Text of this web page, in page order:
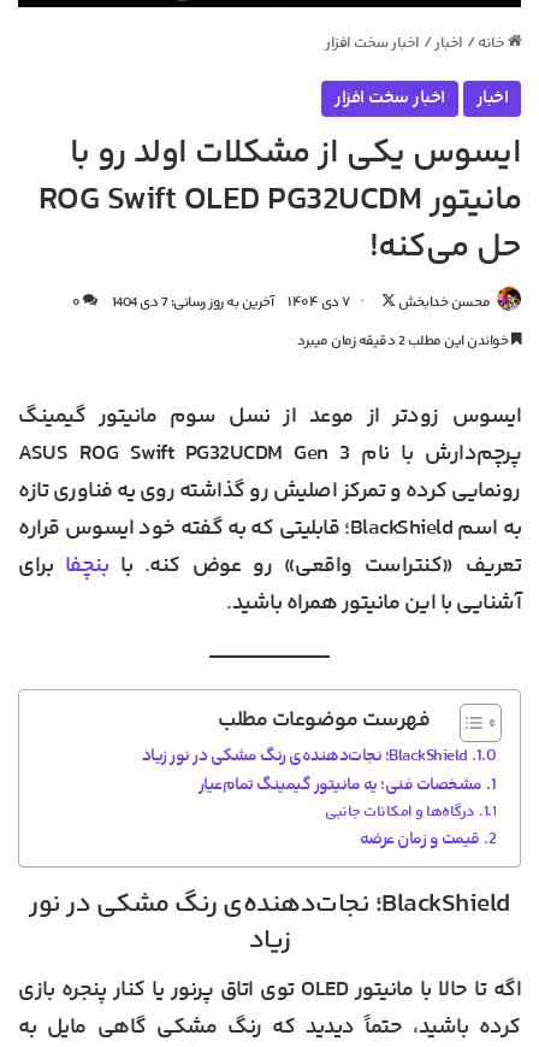
خانه / اخبار / اخبار سخت افزار
اخبار اخبار سخت افزار
ایسوس یکی از مشکلات اولد رو با
مانیتور ROG Swift OLED PG32UCDM
حل می‌کنه!
محسن خدابخش
دنبال
کردن
۷ دی ۱۴۰۴ آخرین به روز رسانی: 7 دی 1404
۰
خواندن این مطلب 2 دقیقه زمان میبرد
ایسوس زودتر از موعد از نسل سوم مانیتور گیمینگ
پرچم‌دارش با نام ASUS ROG Swift PG32UCDM Gen 3
رونمایی کرده و تمرکز اصلیش رو گذاشته روی یه فناوری تازه
به اسم BlackShield؛ قابلیتی که به گفته خود ایسوس قراره
تعریف «کنتراست واقعی» رو عوض کنه. با بنچفا برای
آشنایی با این مانیتور همراه باشید.
فهرست موضوعات مطلب
BlackShield؛ نجات‌دهنده‌ی رنگ مشکی در نور زیاد
مشخصات فنی؛ یه مانیتور گیمینگ تمام‌عیار
درگاه‌ها و امکانات جانبی
قیمت و زمان عرضه
BlackShield؛ نجات‌دهنده‌ی رنگ مشکی در نور
زیاد
اگه تا حالا با مانیتور OLED توی اتاق پرنور یا کنار پنجره بازی
کرده باشید، حتماً دیدید که رنگ مشکی گاهی مایل به